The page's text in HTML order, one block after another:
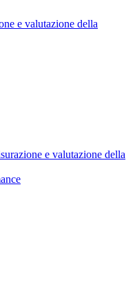
e valutazione della
e valutazione della